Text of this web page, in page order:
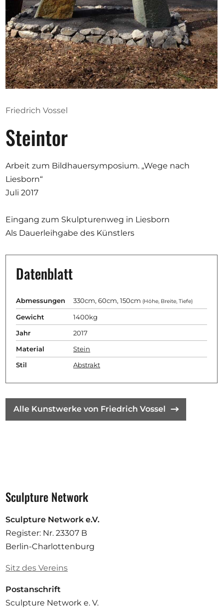
Ausschreibungen
Mitglied werden
Künstler:innen
Spenden
Help
Friedrich Vossel
Steintor
Arbeit zum Bildhauersymposium. „Wege nach
Liesborn“
Juli 2017
Eingang zum Skulpturenweg in Liesborn
Als Dauerleihgabe des Künstlers
Datenblatt
Abmessungen 330cm, 60cm, 150cm (Höhe, Breite, Tiefe)
Gewicht 1400kg
Jahr 2017
Material Stein
Stil Abstrakt
Alle Kunstwerke von Friedrich Vossel
Sculpture Network
Sculpture Network e.V.
Register: Nr. 23307 B
Berlin-Charlottenburg
Sitz des Vereins
Postanschrift
Sculpture Network e. V.